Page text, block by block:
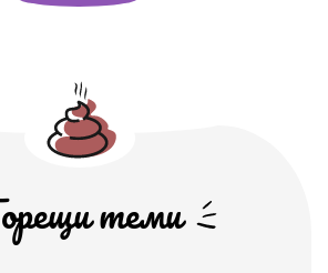
теми